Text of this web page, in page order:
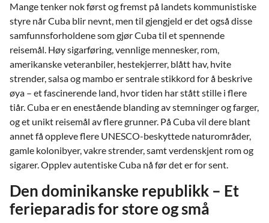
Mange tenker nok først og fremst på landets kommunistiske
styre når Cuba blir nevnt, men til gjengjeld er det også disse
samfunnsforholdene som gjør Cuba til et spennende
reisemål. Høy sigarføring, vennlige mennesker, rom,
amerikanske veteranbiler, hestekjerrer, blått hav, hvite
strender, salsa og mambo er sentrale stikkord for å beskrive
øya – et fascinerende land, hvor tiden har stått stille i flere
tiår. Cuba er en enestående blanding av stemninger og farger,
og et unikt reisemål av flere grunner. På Cuba vil dere blant
annet få oppleve flere UNESCO-beskyttede naturområder,
gamle kolonibyer, vakre strender, samt verdenskjent rom og
sigarer. Opplev autentiske Cuba nå før det er for sent.
Den dominikanske republikk – Et
ferieparadis for store og små